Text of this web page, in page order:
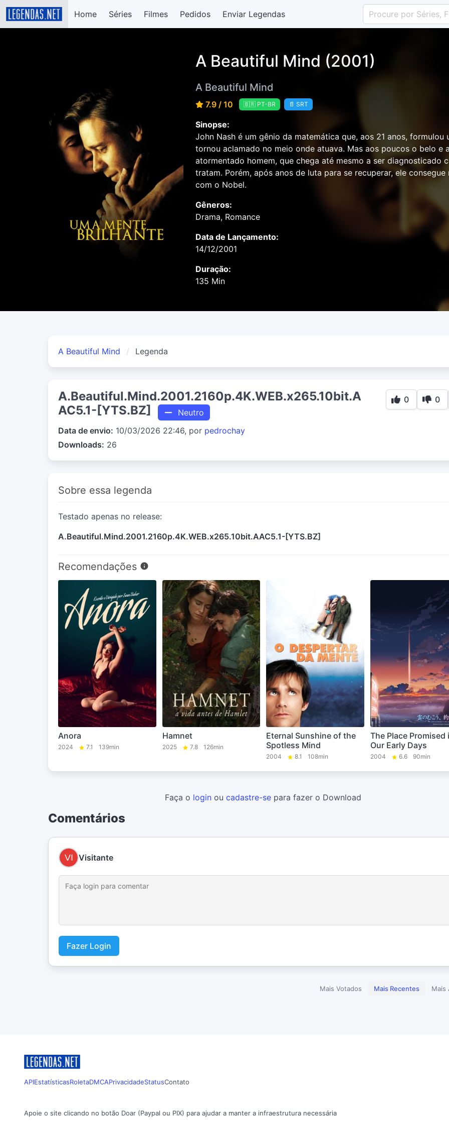
Home Séries Filmes Pedidos Enviar Legendas
A Beautiful Mind (2001)
A Beautiful Mind
7.9 / 10 🇧🇷 PT-BR 📄 SRT
Sinopse:
John Nash é um gênio da matemática que, aos 21 anos,
tornou aclamado no meio onde atuava. Mas aos poucos o belo e
atormentado homem, que chega até mesmo a ser diagnosticado
tratam. Porém, após anos de luta para se recuperar, ele
com o Nobel.
Gêneros:
Drama, Romance
Data de Lançamento:
14/12/2001
Duração:
135 Min
A Beautiful Mind Legenda
A.Beautiful.Mind.2001.2160p.4K.WEB.x265.10bit.A
AC5.1-[YTS.BZ]
Neutro
Data de envio: 10/03/2026 22:46, por pedrochay
Downloads: 26
0 0
Sobre essa legenda
Testado apenas no release:
A.Beautiful.Mind.2001.2160p.4K.WEB.x265.10bit.AAC5.1-[YTS.BZ]
Recomendações
Anora
2024 7.1 139min
Hamnet
2025 7.8 126min
Eternal Sunshine of the
Spotless Mind
2004 8.1 108min
The Place Promised
Our Early Days
2004 6.6 90min
Faça o login ou cadastre-se para fazer o Download
Comentários
Visitante
Fazer Login
Mais Votados Mais Recentes Mais
APIEstatísticasRoletaDMCAPrivacidadeStatusContato
Apoie o site clicando no botão Doar (Paypal ou PIX) para ajudar a manter a infraestrutura necessária